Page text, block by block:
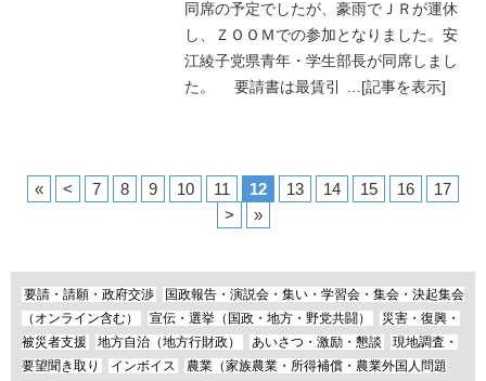
同席の予定でしたが、豪雨でＪＲが運休
し、ＺＯＯＭでの参加となりました。安
江綾子党県青年・学生部長が同席しまし
た。 要請書は最賃引
… [記事を表示]
« < 7 8 9 10 11 12 13 14 15 16
17
>
»
要請・請願・政府交渉
国政報告・演説会・集い・学習会・集会・決起集会
（オンライン含む）
宣伝・選挙（国政・地方・野党共闘）
災害・復興・
被災者支援
地方自治（地方行財政） あいさつ・激励・懇談
現地調査・
要望聞き取り
インボイス
農業（家族農業・所得補償・農業外国人問題